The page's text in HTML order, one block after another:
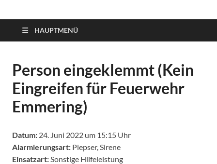
HAUPTMENÜ
Person eingeklemmt (Kein
Eingreifen für Feuerwehr
Emmering)
Datum: 24. Juni 2022 um 15:15 Uhr
Alarmierungsart: Piepser, Sirene
Einsatzart: Sonstige Hilfeleistung